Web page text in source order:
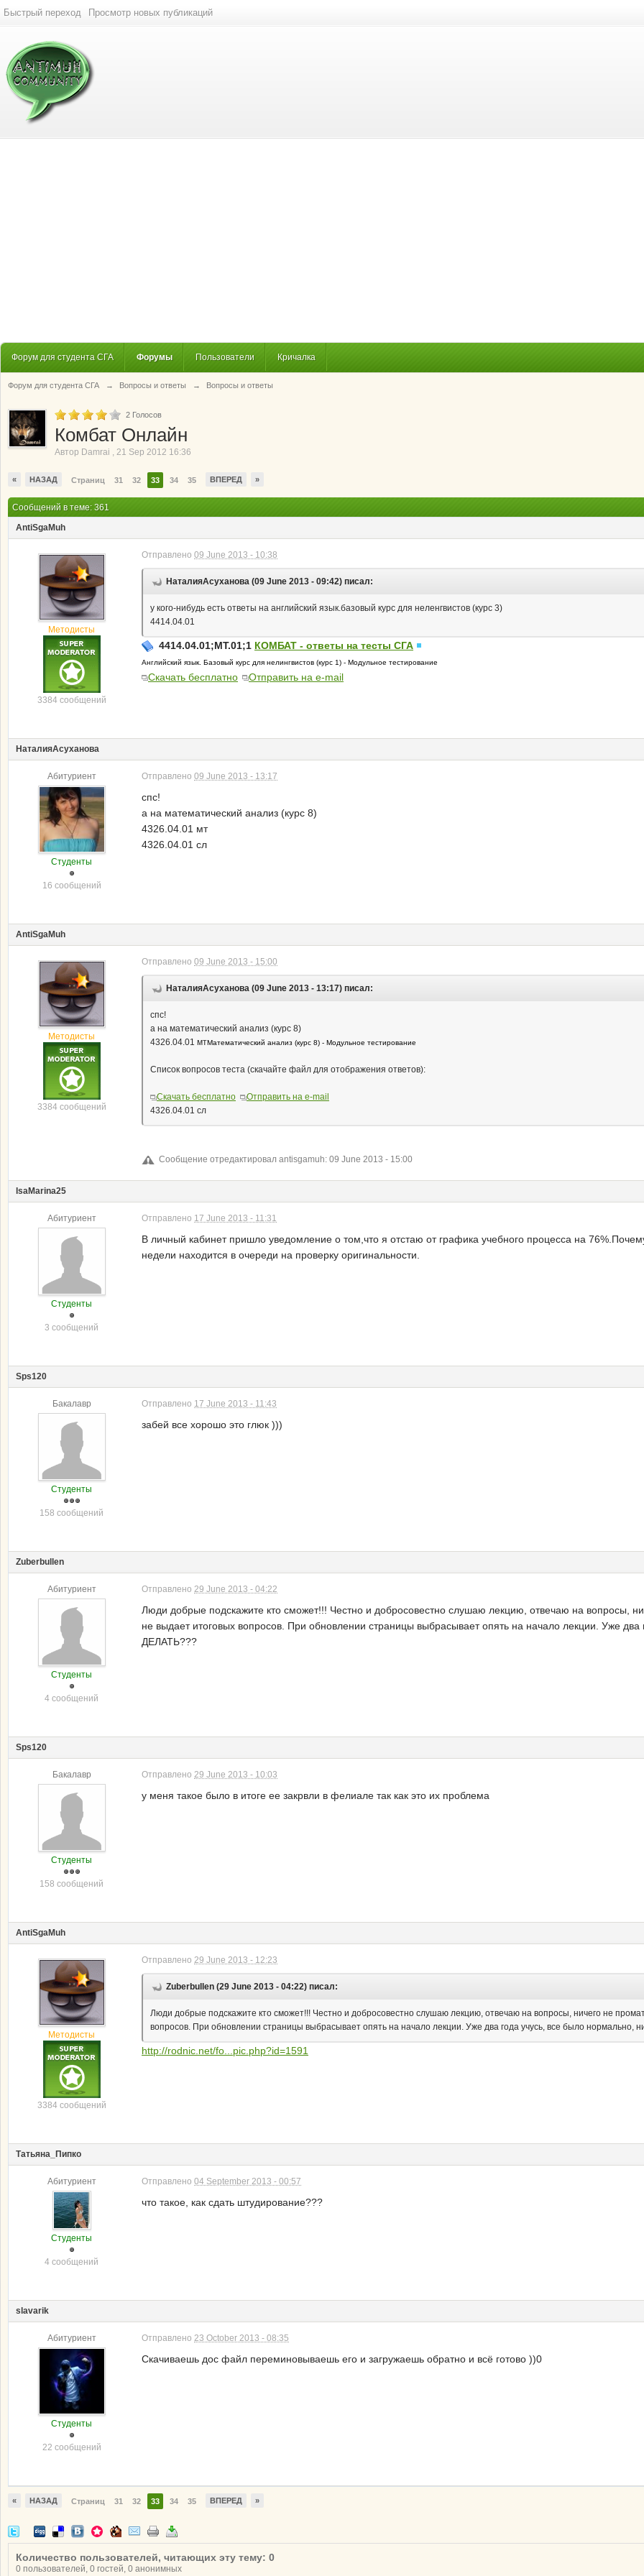
Быстрый переход Просмотр новых публикаций
Форум для студента СГА Форумы Пользователи Кричалка
Форум для студента СГА → Вопросы и ответы → Вопросы и ответы
2 Голосов
Комбат Онлайн
Автор Damrai , 21 Sep 2012 16:36
« НАЗАД Страниц 31 32 33 34 35 ВПЕРЕД »
Сообщений в теме: 361
AntiSgaMuh
Методисты
3384 сообщений
Отправлено 09 June 2013 - 10:38
НаталияАсуханова (09 June 2013 - 09:42) писал:
у кого-нибудь есть ответы на английский язык.базовый курс для неленгвистов (курс 3)
4414.04.01
4414.04.01;МТ.01;1 КОМБАТ - ответы на тесты СГА
Английский язык. Базовый курс для нелингвистов (курс 1) - Модульное тестирование
Скачать бесплатно Отправить на e-mail
НаталияАсуханова
Абитуриент
Студенты
16 сообщений
Отправлено 09 June 2013 - 13:17
спс!
а на математический анализ (курс 8)
4326.04.01 мт
4326.04.01 сл
AntiSgaMuh
Методисты
3384 сообщений
Отправлено 09 June 2013 - 15:00
НаталияАсуханова (09 June 2013 - 13:17) писал:
спс!
а на математический анализ (курс 8)
4326.04.01 мтМатематический анализ (курс 8) - Модульное тестирование
Список вопросов теста (скачайте файл для отображения ответов):
Скачать бесплатно
Отправить на e-mail
4326.04.01 сл
Сообщение отредактировал antisgamuh: 09 June 2013 - 15:00
IsaMarina25
Абитуриент
Студенты
3 сообщений
Отправлено 17 June 2013 - 11:31
В личный кабинет пришло уведомление о том,что я отстаю от графика учебного процесса на
недели находится в очереди на проверку оригинальности.
Sps120
Бакалавр
Студенты
158 сообщений
Отправлено 17 June 2013 - 11:43
забей все хорошо это глюк )))
Zuberbullen
Абитуриент
Студенты
4 сообщений
Отправлено 29 June 2013 - 04:22
Люди добрые подскажите кто сможет!!! Честно и добросовестно слушаю лекцию, отвечаю на вопросы,
не выдает итоговых вопросов. При обновлении страницы выбрасывает опять на начало лекции. Уже
ДЕЛАТЬ???
Sps120
Бакалавр
Студенты
158 сообщений
Отправлено 29 June 2013 - 10:03
у меня такое было в итоге ее закрвли в фелиале так как это их проблема
AntiSgaMuh
Методисты
3384 сообщений
Отправлено 29 June 2013 - 12:23
Zuberbullen (29 June 2013 - 04:22) писал:
Люди добрые подскажите кто сможет!!! Честно и добросовестно слушаю лекцию, отвечаю на вопросы, ничего не
вопросов. При обновлении страницы выбрасывает опять на начало лекции. Уже два года учусь, все было нормально,
http://rodnic.net/fo...pic.php?id=1591
Татьяна_Пипко
Абитуриент
Студенты
4 сообщений
Отправлено 04 September 2013 - 00:57
что такое, как сдать штудирование???
slavarik
Абитуриент
Студенты
22 сообщений
Отправлено 23 October 2013 - 08:35
Скачиваешь дос файл переминовываешь его и загружаешь обратно и всё готово ))0
« НАЗАД Страниц 31 32 33 34 35 ВПЕРЕД »
Количество пользователей, читающих эту тему: 0
0 пользователей, 0 гостей, 0 анонимных